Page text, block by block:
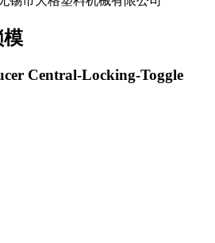
模
Central-Locking-Toggle